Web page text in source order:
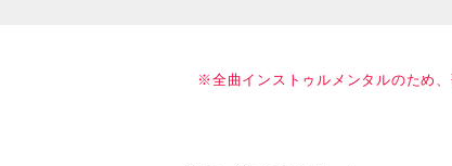
※全曲インストゥルメンタルのため、